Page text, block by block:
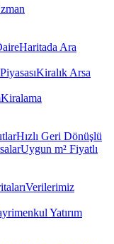
Haritada Ara
Kiralık Arsa
Kiralama
Hızlı Geri Dönüşlü
Uygun m² Fiyatlı
Verilerimiz
Yatırım